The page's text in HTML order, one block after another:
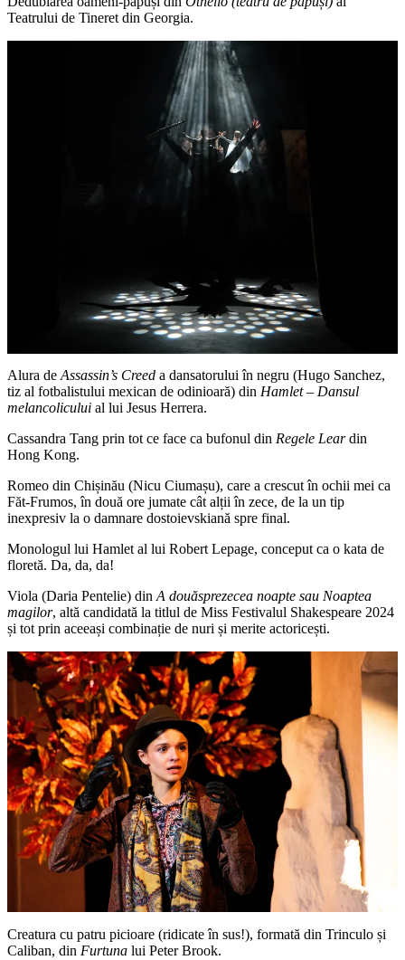
Teatrului de Tineret din Georgia.
Alura de Assassin’s Creed a dansatorului în negru (Hugo Sanchez,
tiz al fotbalistului mexican de odinioară) din Hamlet – Dansul
melancolicului al lui Jesus Herrera.
Cassandra Tang prin tot ce face ca bufonul din Regele Leardin
Hong Kong.
Romeo din Chișinău (Nicu Ciumașu), care a crescut în ochii mei ca
Făt-Frumos, în două ore jumate cât alții în zece, de la un tip
inexpresiv la o damnare dostoievskiană spre final.
Monologul lui Hamlet al lui Robert Lepage, conceput ca o kata de
floretă. Da, da, da!
Viola (Daria Pentelie) din A douăsprezecea noapte sau Noaptea
magilor, altă candidată la titlul de Miss Festivalul Shakespeare 2024
și tot prin aceeași combinație de nuri și merite actoricești.
Creatura cu patru picioare (ridicate în sus!), formată din Trinculo și
Caliban, din Furtuna lui Peter Brook.